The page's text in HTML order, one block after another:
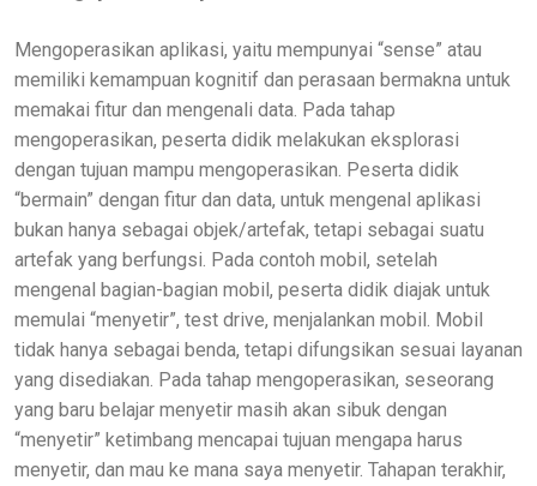
Mengoperasikan aplikasi, yaitu mempunyai “sense” atau
memiliki kemampuan kognitif dan perasaan bermakna untuk
memakai fitur dan mengenali data. Pada tahap
mengoperasikan, peserta didik melakukan eksplorasi
dengan tujuan mampu mengoperasikan. Peserta didik
“bermain” dengan fitur dan data, untuk mengenal aplikasi
bukan hanya sebagai objek/artefak, tetapi sebagai suatu
artefak yang berfungsi. Pada contoh mobil, setelah
mengenal bagian-bagian mobil, peserta didik diajak untuk
memulai “menyetir”, test drive, menjalankan mobil. Mobil
tidak hanya sebagai benda, tetapi difungsikan sesuai layanan
yang disediakan. Pada tahap mengoperasikan, seseorang
yang baru belajar menyetir masih akan sibuk dengan
“menyetir” ketimbang mencapai tujuan mengapa harus
menyetir, dan mau ke mana saya menyetir. Tahapan terakhir,